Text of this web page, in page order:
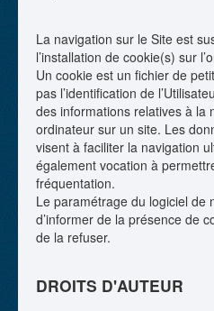
La navigation sur le Site est
l’installation de cookie(s) sur
Un cookie est un fichier de
pas l’identification de
des informations relatives à la
ordinateur sur un site. Les
visent à faciliter la navigation
également vocation à
fréquentation.
Le paramétrage du logiciel de
d’informer de la présence de
de la refuser.
DROITS D'AUTEUR